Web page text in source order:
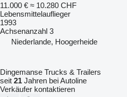
11.000 € ≈ 10.280 CHF
Lebensmittelauflieger
1993
Achsenanzahl 3
Niederlande, Hoogerheide
Dingemanse Trucks & Trailers
seit 21 Jahren bei Autoline
Verkäufer kontaktieren